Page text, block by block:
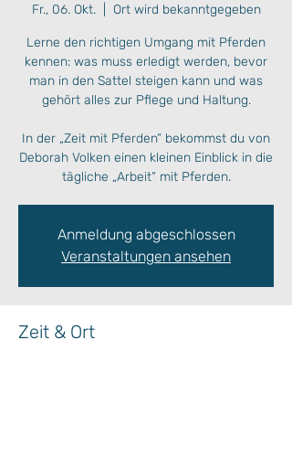
Fr., 06. Okt.
  |
Ort wird bekanntgegeben
Lerne den richtigen Umgang mit Pferden
kennen: was muss erledigt werden, bevor
man in den Sattel steigen kann und was
gehört alles zur Pflege und Haltung.
In der „Zeit mit Pferden“ bekommst du von
Deborah Volken einen kleinen Einblick in die
tägliche „Arbeit“ mit Pferden.
Anmeldung abgeschlossen
Veranstaltungen ansehen
Zeit & Ort